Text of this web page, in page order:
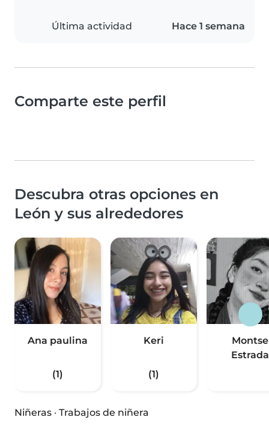
Última actividad Hace 1 semana
Comparte este perfil
Descubra otras opciones en
León y sus alrededores
Ana paulina
(1)
Keri
(1)
Montse
Estrada
Niñeras · Trabajos de niñera